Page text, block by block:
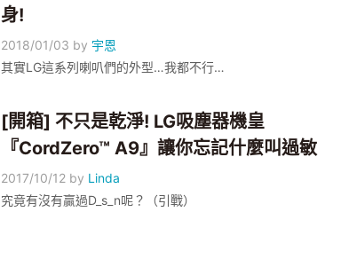
身!
2018/01/03 by 宇恩
其實LG這系列喇叭們的外型…我都不行…
[開箱] 不只是乾淨! LG吸塵器機皇
『CordZero™ A9』讓你忘記什麼叫過敏
2017/10/12 by Linda
究竟有沒有贏過D_s_n呢？（引戰）